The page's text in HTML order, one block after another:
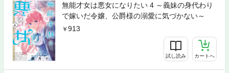
無能才女は悪女になりたい 4 ～義妹の身代わり
で嫁いだ令嬢、公爵様の溺愛に気づかない～
913
試し読み カートへ